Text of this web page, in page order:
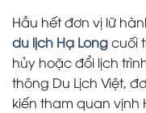
Hầu hết đơn vị lữ
du lịch Hạ Longcuối
hủy hoặc đổi lịch
thông Du Lịch Việt,
kiến tham quan vịnh